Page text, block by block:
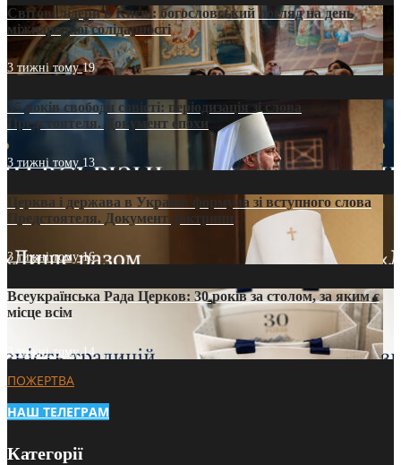
Світові лідери в Києві: богословський погляд на день
міжнародної солідарності
3 тижні тому19
35 років свободи совісті: періодизація зі слова
Предстоятеля. Документ епохи
3 тижні тому 13
Церква і держава в Україні: формула зі вступного слова
Предстоятеля. Документ доктрини
3 тижні тому16
Всеукраїнська Рада Церков: 30 років за столом, за яким є
місце всім
3 тижні тому14
ПОЖЕРТВА
НАШ ТЕЛЕГРАМ
Категорії